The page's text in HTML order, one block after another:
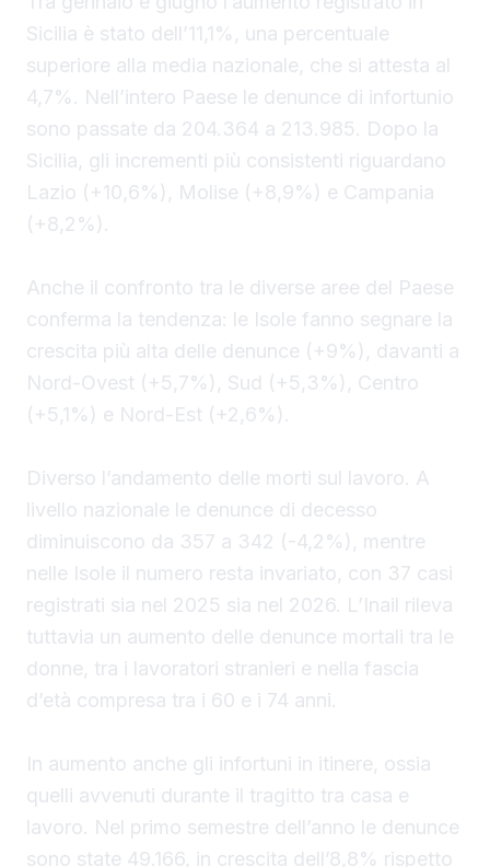
Sicilia è stato dell’11,1%, una percentuale
superiore alla media nazionale, che si attesta al
4,7%. Nell’intero Paese le denunce di infortunio
sono passate da 204.364 a 213.985. Dopo la
Sicilia, gli incrementi più consistenti riguardano
Lazio (+10,6%), Molise (+8,9%) e Campania
(+8,2%).
Anche il confronto tra le diverse aree del Paese
conferma la tendenza: le Isole fanno segnare la
crescita più alta delle denunce (+9%), davanti a
Nord-Ovest (+5,7%), Sud (+5,3%), Centro
(+5,1%) e Nord-Est (+2,6%).
Diverso l’andamento delle morti sul lavoro. A
livello nazionale le denunce di decesso
diminuiscono da 357 a 342 (-4,2%), mentre
nelle Isole il numero resta invariato, con 37 casi
registrati sia nel 2025 sia nel 2026. L’Inail rileva
tuttavia un aumento delle denunce mortali tra le
donne, tra i lavoratori stranieri e nella fascia
d’età compresa tra i 60 e i 74 anni.
In aumento anche gli infortuni in itinere, ossia
quelli avvenuti durante il tragitto tra casa e
lavoro. Nel primo semestre dell’anno le denunce
sono state 49.166, in crescita dell’8,8% rispetto